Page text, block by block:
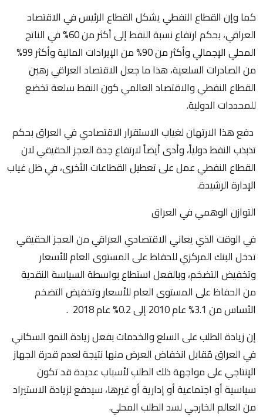
كما وإن القطاع النفطي يشكل القطاع الرئيس في الاقتصاد
العراقي، بحكم ارتفاع نسبة النفط إلى أكثر من 60% في الناتج
المحلي الإجمالي وأكثر من 90% من الإيرادات المالية وأكثر 99%
من الصادرات السلعية، هذا ما جعل الاقتصاد العراقي رهين
القطاع النفطي والاقتصاد العالمي كون النفط سلعة تخضع
للمحددات الدولية.
دفع هذا الارتهان لغياب الاستقرار الاقتصادي في العراق بحكم
تذبذب النفط دولياً، وأدى أيضاً لارتفاع حِدة العجز الحقيقي لان
القطاع النفطي عمل على تعطيل القطاعات الأخرى، في ظل غياب
الإدارة الرشيدة.
التوازن الوهمي في العراق
في الوقت الذي يعاني الاقتصادي العراقي من العجز الحقيقي
تدخل البنك المركزي للحفاظ على المستوى العام للأسعار
وتخفيض التضخم، وبالفعل استطاع بواسطة السياسة النقدية
من الحفاظ على المستوى العام للأسعار وتخفيض التضخم
الأساس من 3.1% عام 2010 إلى 0.2% عام 2018 .
إن زيادة الطلب على السلع والخدمات بفعل زيادة النمو السكاني
في العراق مُقابل انخفاض العرض منها نتيجة لعدم قدرة الجهاز
الإنتاجي على مواجهة ذلك الطلب لأسباب عديدة قد تكون
سياسية أو اجتماعية أو إدارية أو غيرها، سيدفع لزيادة الاستيراد
من العالم الخارجي لسد الطلب المحلي.